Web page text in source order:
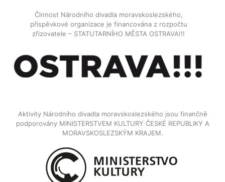
Činnost Národního divadla moravskoslezského,
příspěvkové organizace je financována z rozpočtu
zřizovatele – STATUTARNÍHO MĚSTA OSTRAVA!!!
Aktivity Národního divadla moravskoslezského jsou finančně
podporovány MINISTERSTVEM KULTURY ČESKÉ REPUBLIKY A
MORAVSKOSLEZSKÝM KRAJEM.